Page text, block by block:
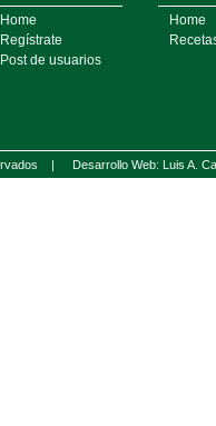
Home
Regístrate
Post de usuarios
Home
| Desarrollo Web: Luis